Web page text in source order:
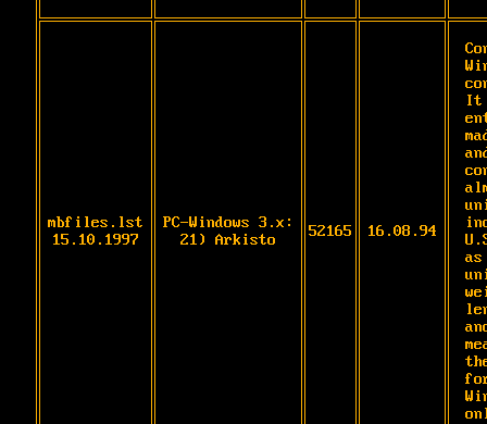
mbfiles.lst
15.10.1997
PC-Windows 3.x:
21) Arkisto
52165 16.08.94
It